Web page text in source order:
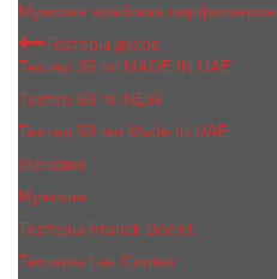
Мужская арабская парфюмерия
Тестеры духов
Тестер 35 ml MADE IN UAE
Тестер 60 ml NEW
Тестер 50 мл Made In UAE
Женские
Мужские
Тестеры Franck Boclet
Тестеры Les Contes